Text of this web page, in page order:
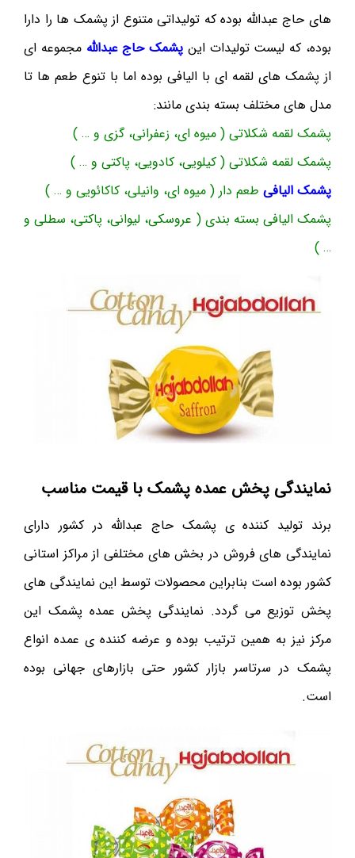
های حاج عبدالله بوده که تولیداتی متنوع از پشمک ها را دارا
بوده، که لیست تولیدات این پشمک حاج عبدالله مجموعه ای
از پشمک های لقمه ای با الیافی بوده اما با تنوع طعم ها تا
مدل های مختلف بسته بندی مانند:
پشمک لقمه شکلاتی ( میوه ای، زعفرانی، گزی و … )
پشمک لقمه شکلاتی ( کیلویی، کادویی، پاکتی و … )
پشمک الیافی طعم دار ( میوه ای، وانیلی، کاکائویی و … )
پشمک الیافی بسته بندی ( عروسکی، لیوانی، پاکتی، سطلی و
… )
نمایندگی پخش عمده پشمک با قیمت مناسب
برند تولید کننده ی پشمک حاج عبدالله در کشور دارای
نمایندگی های فروش در بخش های مختلفی از مراکز استانی
کشور بوده است بنابراین محصولات توسط این نمایندگی های
پخش توزیع می گردد. نمایندگی پخش عمده پشمک این
مرکز نیز به همین ترتیب بوده و عرضه کننده ی عمده انواع
پشمک در سرتاسر بازار کشور حتی بازارهای جهانی بوده
است.